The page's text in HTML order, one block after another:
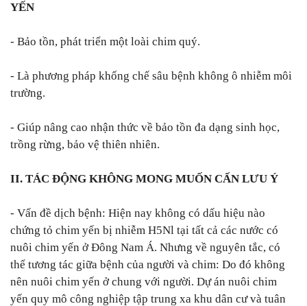
YẾN
- Bảo tồn, phát triển một loài chim quý.
- Là phương pháp khống chế sâu bệnh không ô nhiễm môi
trường.
- Giúp nâng cao nhận thức về bảo tồn đa dạng sinh học,
trồng rừng, bảo vệ thiên nhiên.
II. TÁC ĐỘNG KHÔNG MONG MUỐN CẤN LƯU Ý
- Vấn đề dịch bệnh: Hiện nay không có dấu hiệu nào
chứng tỏ chim yến bị nhiễm H5Nl tại tất cả các nước có
nuôi chim yến ở Đông Nam Á. Nhưng về nguyên tắc, có
thể tương tác giữa bệnh của người và chim: Do đó không
nên nuôi chim yến ở chung với người. Dự án nuôi chim
yến quy mô công nghiệp tập trung xa khu dân cư và tuân